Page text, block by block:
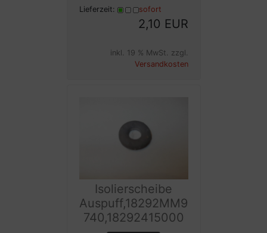
Lieferzeit: sofort
2,10 EUR
inkl. 19 % MwSt. zzgl.
Versandkosten
Isolierscheibe
Auspuff,18292MM9
740,18292415000